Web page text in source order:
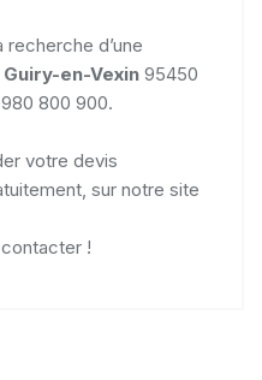
recherche d’une
en-Vexin 95450
800 900.
votre devis
sur notre site
!